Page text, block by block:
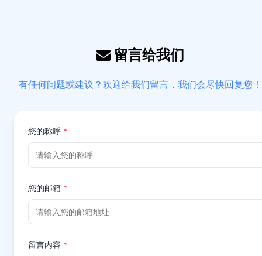
留言给我们
有任何问题或建议？欢迎给我们留言，我们会尽快回复您！
您的称呼 *
您的邮箱 *
留言内容 *